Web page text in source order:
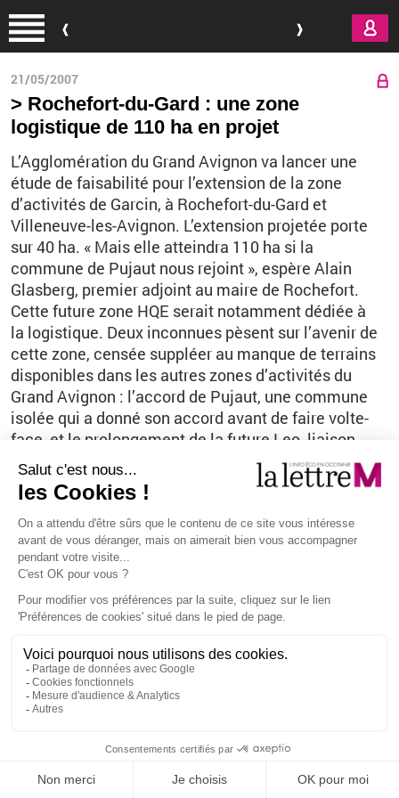
21/05/2007
> Rochefort-du-Gard : une zone
logistique de 110 ha en projet
L’Agglomération du Grand Avignon va lancer une
étude de faisabilité pour l’extension de la zone
d’activités de Garcin, à Rochefort-du-Gard et
Villeneuve-les-Avignon. L’extension projetée porte
sur 40 ha. « Mais elle atteindra 110 ha si la
commune de Pujaut nous rejoint », espère Alain
Glasberg, premier adjoint au maire de Rochefort.
Cette future zone HQE serait notamment dédiée à
la logistique. Deux inconnues pèsent sur l’avenir de
cette zone, censée suppléer au manque de terrains
disponibles dans les autres zones d’activités du
Grand Avignon : l’accord de Pujaut, une commune
isolée qui a donné son accord avant de faire volte-
face, et le prolongement de la future Leo, liaison
est-ouest au Sud d’Avignon, qui reliera la zone à la
ville-centre. « Pujaut a lancé un appel d’offres de
son côté. Mais nos bureaux d’études vont travailler
ensemble », précise Alain Glasberg. Il espère que le
projet trouvera un nouveau souffle « après les
prochaines municipales ».
Vous êtes ici